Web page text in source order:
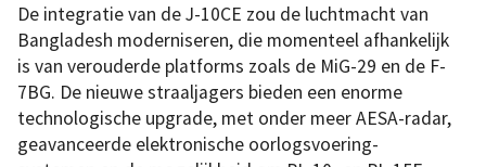
De integratie van de J-10CE zou de luchtmacht van
Bangladesh moderniseren, die momenteel afhankelijk
is van verouderde platforms zoals de MiG-29 en de F-
7BG. De nieuwe straaljagers bieden een enorme
technologische upgrade, met onder meer AESA-radar,
geavanceerde elektronische oorlogsvoering-